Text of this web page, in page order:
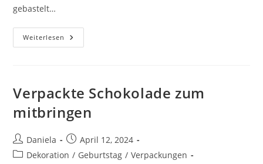
gebastelt…
Weiterlesen
Verpackte Schokolade zum
mitbringen
Daniela
April 12, 2024
Dekoration / Geburtstag / Verpackungen